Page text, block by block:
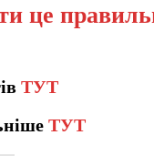
це
ТУТ
ТУТ